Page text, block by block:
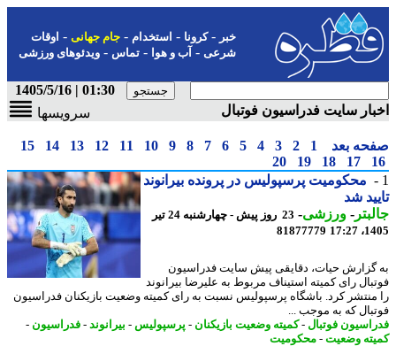
-کرونا-استخدام- جام جهانی-اوقات
شرعی-آب و هوا-تماس-ویدئوهای ورزشی
01:30 | 1405/5/16
سایت فدراسیون فوتبال
سرویسها
بعد 1
2
3
4
5
6
7
8
9
10
11
12
13
14
15
17
18
19
20
محکومیت پرسپولیس در پرونده بیرانوند
شد
-ورزشی-
23 روز پیش - چهارشنبه 24 تیر
81877779
حیات، دقایقی پیش سایت فدراسیون
رای کمیته استیناف مربوط به علیرضا بیرانوند
کرد. باشگاه پرسپولیس نسبت به رای کمیته وضعیت بازیکنان فدراسیون
که به موجب ...
فوتبال-کمیته وضعیت بازیکنان-پرسپولیس-بیرانوند -فدراسیون-
وضعیت-محکومیت